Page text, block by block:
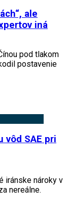
ale
iná
pod tlakom
postavenie
vôd SAE pri
iránske nároky v
nereálne.